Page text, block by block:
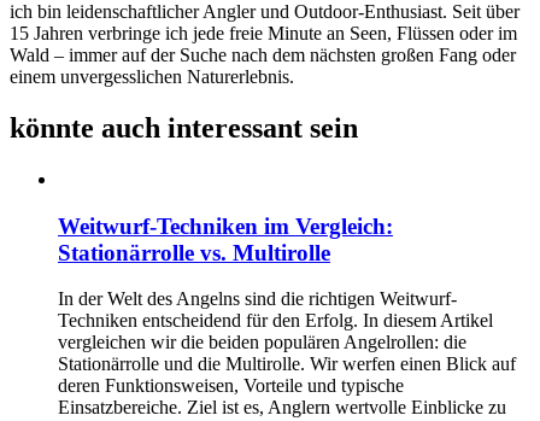
ich bin leidenschaftlicher Angler und Outdoor-Enthusiast. Seit über
15 Jahren verbringe ich jede freie Minute an Seen, Flüssen oder im
Wald – immer auf der Suche nach dem nächsten großen Fang oder
einem unvergesslichen Naturerlebnis.
könnte auch interessant sein
Weitwurf-Techniken im Vergleich:
Stationärrolle vs. Multirolle
In der Welt des Angelns sind die richtigen Weitwurf-
Techniken entscheidend für den Erfolg. In diesem Artikel
vergleichen wir die beiden populären Angelrollen: die
Stationärrolle und die Multirolle. Wir werfen einen Blick auf
deren Funktionsweisen, Vorteile und typische
Einsatzbereiche. Ziel ist es, Anglern wertvolle Einblicke zu